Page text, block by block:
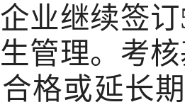
业继续签
管理。考
格或延长